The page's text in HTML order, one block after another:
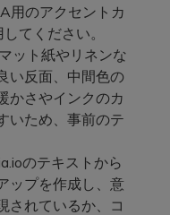
用のアクセントカ
てください。
ット紙やリネンな
い反面、中間色の
かさやインクのカ
いため、事前のテ
のテキストから
ップを作成し、意
されているか、コ